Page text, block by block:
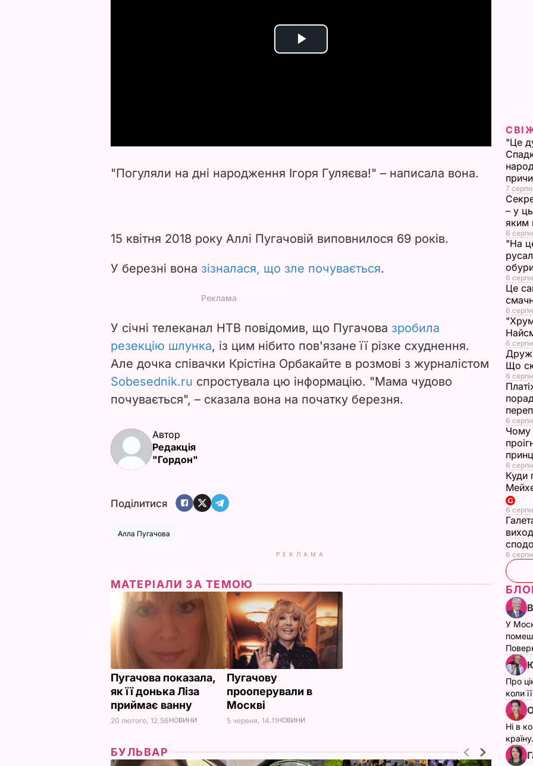
P
e
o
"Погуляли на дні народження Ігоря Гуляєва!" – написала вона.
15 квітня 2018 року Аллі Пугачовій виповнилося 69 років.
У березні вона зізналася, що зле почувається.
У січні телеканал НТВ повідомив, що Пугачова зробила
резекцію шлунка, із цим нібито пов'язане її різке схуднення.
Але дочка співачки Крістіна Орбакайте в розмові з журналістом
Sobesednik.ru спростувала цю інформацію. "Мама чудово
почувається", – сказала вона на початку березня.
Автор
Редакція
"Гордон"
Поділитися
Алла Пугачова
РЕКЛАМА
МАТЕРІАЛИ ЗА ТЕМОЮ
Пугачова показала,
як її донька Ліза
приймає ванну
20 лютого, 12.56НОВИНИ
Пугачову
прооперували в
Москві
5 червня, 14.11НОВИНИ
БУЛЬВАР
"Це
7
– у
яким
6
"На
6
Це
6
6
Що
6
6
Чому
6
Куди
6
6
У
Про
коли
Ні в